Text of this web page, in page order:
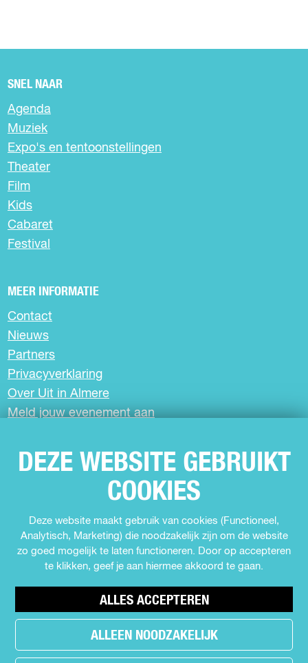
DEZE WEBSITE GEBRUIKT
COOKIES
Deze website maakt gebruik van cookies (Functioneel,
Analytisch, Marketing) die noodzakelijk zijn om de website
zo goed mogelijk te laten functioneren. Door op accepteren
te klikken, geef je aan hiermee akkoord te gaan.
ALLES ACCEPTEREN
ALLEEN NOODZAKELIJK
e
SNEL NAAR
Agenda
Muziek
Expo's en tentoonstellingen
Theater
Film
Kids
Cabaret
Festival
MEER INFORMATIE
Contact
Nieuws
Partners
Privacyverklaring
Over Uit in Almere
Meld jouw evenement aan
SCHRIJF JE IN VOOR DE NIEUWSBRIEF
F
a
e
o
U
I
n
t
g
m
Y
o
u
T
b
i
T
i
k
T
k
t